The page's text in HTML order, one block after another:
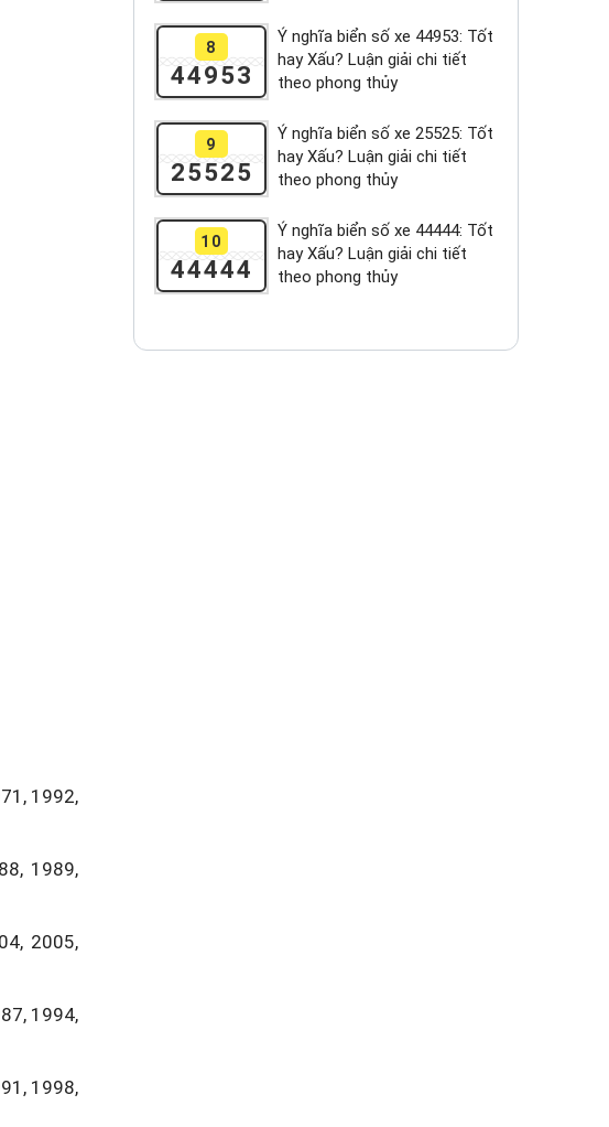
1992,
1989,
2005,
1994,
1998,
8
44953
Ý nghĩa biển số xe 44953: Tốt
hay Xấu? Luận giải chi tiết
theo phong thủy
9
25525
Ý nghĩa biển số xe 25525: Tốt
hay Xấu? Luận giải chi tiết
theo phong thủy
10
44444
Ý nghĩa biển số xe 44444: Tốt
hay Xấu? Luận giải chi tiết
theo phong thủy